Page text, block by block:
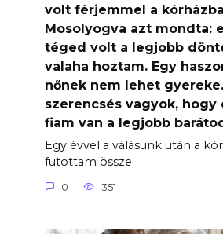
volt férjemmel a
Mosolyogva azt mondta:
téged volt a legjobb
valaha hoztam. Egy
nőnek nem lehet
szerencsés vagyok, hogy
fiam van a legjobb
Egy évvel a válásunk után a
futottam össze
0 351